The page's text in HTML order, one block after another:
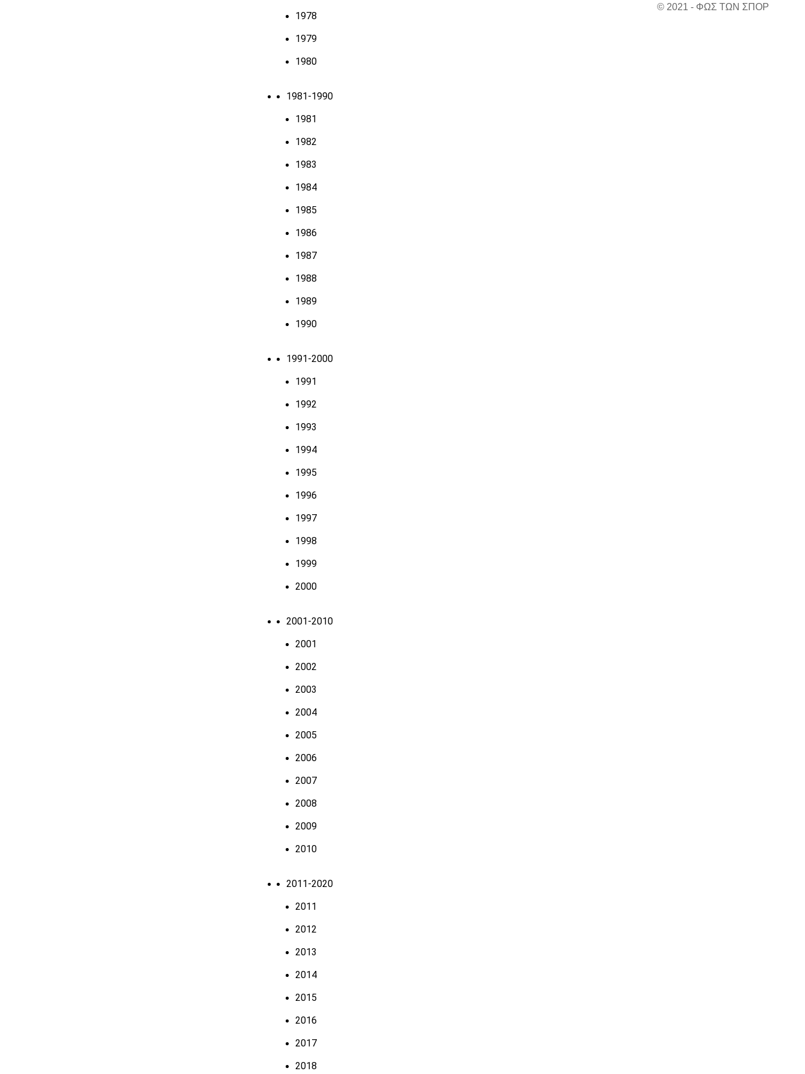
1978
1979
1980
1981-1990
1981
1982
1983
1984
1985
1986
1987
1988
1989
1990
1991-2000
1991
1992
1993
1994
1995
1996
1997
1998
1999
2000
2001-2010
2001
2002
2003
2004
2005
2006
2007
2008
2009
2010
2011-2020
2011
2012
2013
2014
2015
2016
2017
2018
© 2021 - ΦΩΣ ΤΩΝ ΣΠΟΡ